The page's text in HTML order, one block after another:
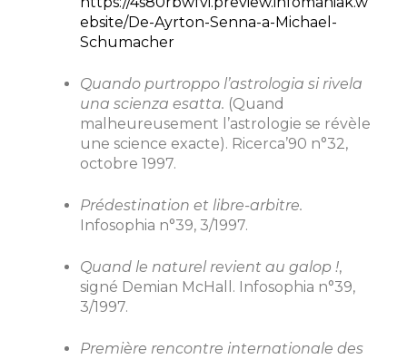
ebsite/De-Ayrton-Senna-a-Michael-
Schumacher
Quando purtroppo l’astrologia si rivela
una scienza esatta. (Quand
malheureusement l’astrologie se révèle
une science exacte). Ricerca’90 n°32,
octobre 1997.
Prédestination et libre-arbitre.
Infosophia n°39, 3/1997.
Quand le naturel revient au galop !,
signé Demian McHall. Infosophia n°39,
3/1997.
Première rencontre internationale des